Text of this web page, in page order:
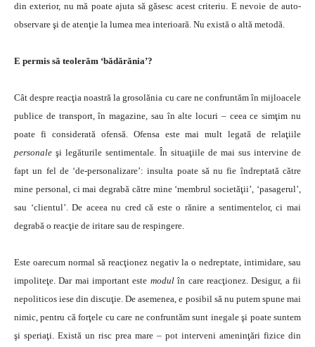
din exterior, nu mă poate ajuta să găsesc acest criteriu. E nevoie de auto-
observare şi de atenţie la lumea mea interioară. Nu există o altă metodă.
E permis să teolerăm ‘bădărănia’?
Cât despre reacţia noastră la grosolănia cu care ne confruntăm în mijloacele
publice de transport, în magazine, sau în alte locuri – ceea ce simţim nu
poate fi considerată ofensă. Ofensa este mai mult legată de relaţiile
personale şi legăturile sentimentale. În situaţiile de mai sus intervine de
fapt un fel de ‘de-personalizare’: insulta poate să nu fie îndreptată către
mine personal, ci mai degrabă către mine ‘membrul societăţii’, ‘pasagerul’,
sau ‘clientul’. De aceea nu cred că este o rănire a sentimentelor, ci mai
degrabă o reacţie de iritare sau de respingere.
Este oarecum normal să reacţionez negativ la o nedreptate, intimidare, sau
impoliteţe. Dar mai important este modulîn care reacţionez. Desigur, a fii
nepoliticos iese din discuţie. De asemenea, e posibil să nu putem spune mai
nimic, pentru că forţele cu care ne confruntăm sunt inegale şi poate suntem
şi speriaţi. Există un risc prea mare – pot interveni ameninţări fizice din